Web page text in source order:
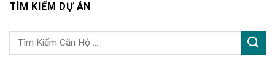
TÌM KIẾM DỰ ÁN